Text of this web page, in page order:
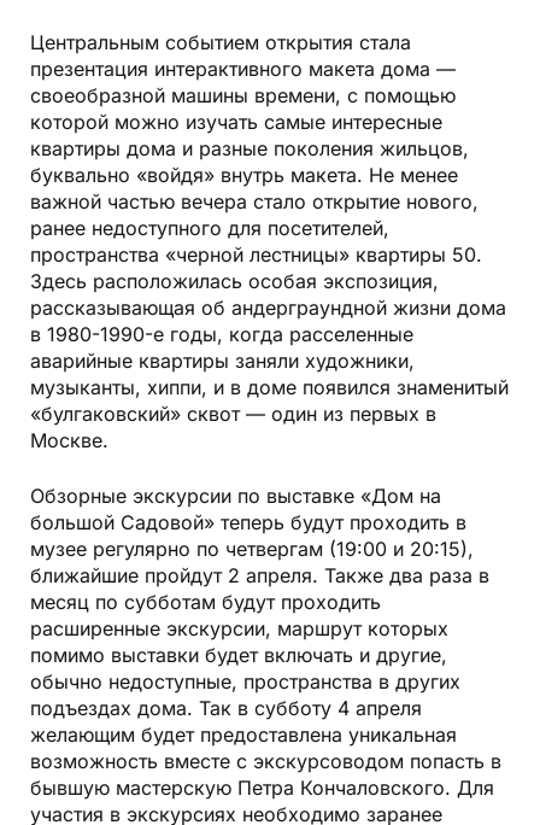
Центральным событием открытия стала
презентация интерактивного макета дома —
своеобразной машины времени, с помощью
которой можно изучать самые интересные
квартиры дома и разные поколения жильцов,
буквально «войдя» внутрь макета. Не менее
важной частью вечера стало открытие нового,
ранее недоступного для посетителей,
пространства «черной лестницы» квартиры 50.
Здесь расположилась особая экспозиция,
рассказывающая об андерграундной жизни дома
в 1980-1990-е годы, когда расселенные
аварийные квартиры заняли художники,
музыканты, хиппи, и в доме появился знаменитый
«булгаковский» сквот — один из первых в
Москве.
Обзорные экскурсии по выставке «Дом на
большой Садовой» теперь будут проходить в
музее регулярно по четвергам (19:00 и 20:15),
ближайшие пройдут 2 апреля. Также два раза в
месяц по субботам будут проходить
расширенные экскурсии, маршрут которых
помимо выставки будет включать и другие,
обычно недоступные, пространства в других
подъездах дома. Так в субботу 4 апреля
желающим будет предоставлена уникальная
возможность вместе с экскурсоводом попасть в
бывшую мастерскую Петра Кончаловского. Для
участия в экскурсиях необходимо заранее